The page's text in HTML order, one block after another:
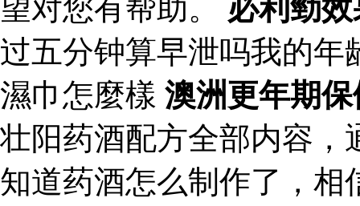
望对您有帮助。 必利勁
过五分钟算早泄吗我的年
濕巾怎麼樣 澳洲更年期
壮阳药酒配方全部内容，
知道药酒怎么制作了，相